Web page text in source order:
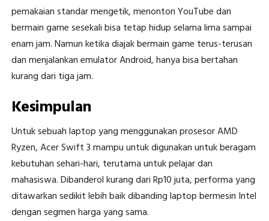
pemakaian standar mengetik, menonton YouTube dan
bermain game sesekali bisa tetap hidup selama lima sampai
enam jam. Namun ketika diajak bermain game terus-terusan
dan menjalankan emulator Android, hanya bisa bertahan
kurang dari tiga jam.
Kesimpulan
Untuk sebuah laptop yang menggunakan prosesor AMD
Ryzen, Acer Swift 3 mampu untuk digunakan untuk beragam
kebutuhan sehari-hari, terutama untuk pelajar dan
mahasiswa. Dibanderol kurang dari Rp10 juta, performa yang
ditawarkan sedikit lebih baik dibanding laptop bermesin Intel
dengan segmen harga yang sama.